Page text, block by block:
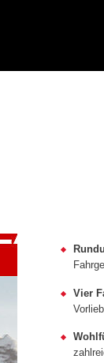
Vier